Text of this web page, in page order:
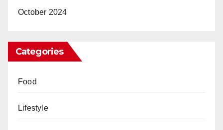
October 2024
Categories
Food
Lifestyle